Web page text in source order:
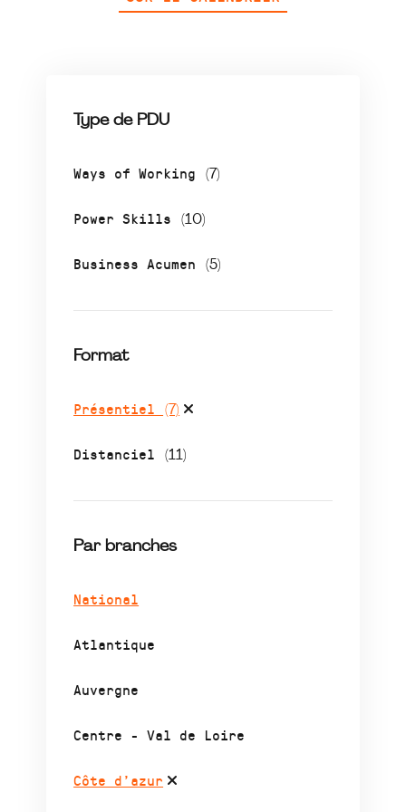
Type de PDU
Ways of Working (7)
Power Skills (10)
Business Acumen (5)
Format
Présentiel (7)
Distanciel (11)
Par branches
National
Atlantique
Auvergne
Centre - Val de Loire
Côte d’azur